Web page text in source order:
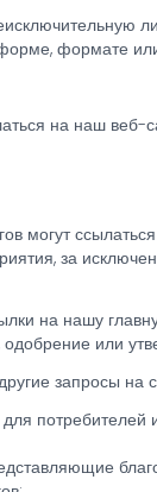
формате
на наш веб-
могут
за
на нашу
или
запросы на
потребителей